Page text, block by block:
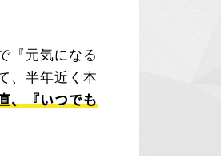
『元気になる
、半年近く本
、『いつでも